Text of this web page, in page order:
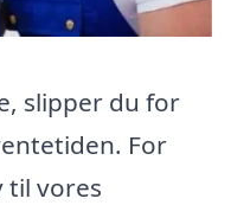
slipper du for
For
til vores